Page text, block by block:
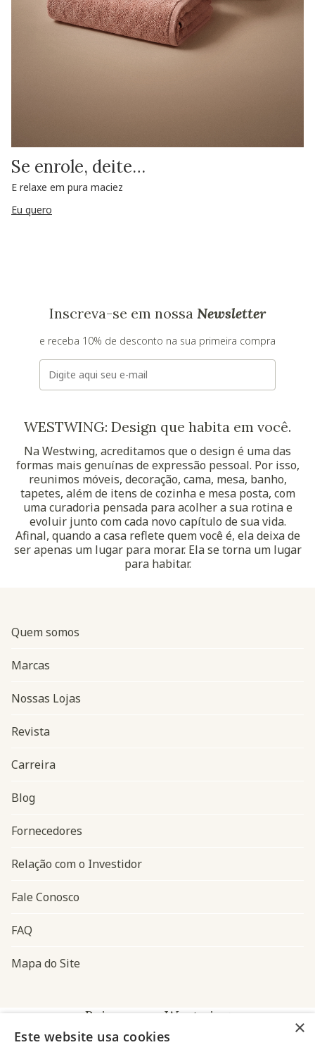
Se enrole, deite…
E relaxe em pura maciez
Eu quero
Inscreva-se em nossa Newsletter
e receba 10% de desconto na sua primeira compra
E-mail
WESTWING: Design que habita em você.
Na Westwing, acreditamos que o design é uma das
formas mais genuínas de expressão pessoal. Por isso,
reunimos móveis, decoração, cama, mesa, banho,
tapetes, além de itens de cozinha e mesa posta, com
uma curadoria pensada para acolher a sua rotina e
evoluir junto com cada novo capítulo de sua vida.
Afinal, quando a casa reflete quem você é, ela deixa de
ser apenas um lugar para morar. Ela se torna um lugar
para habitar.
Navegação do rodapé
Quem somos
Marcas
Nossas Lojas
Revista
Carreira
Blog
Fornecedores
Relação com o Investidor
Fale Conosco
FAQ
Mapa do Site
Baixe o app Westwing
×
Este website usa cookies